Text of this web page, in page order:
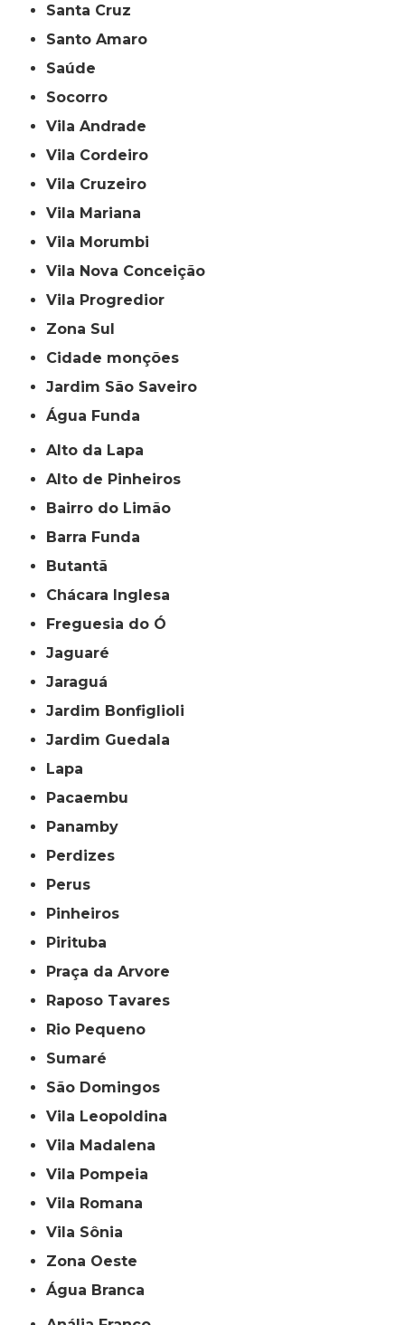
Santa Cruz
Santo Amaro
Saúde
Socorro
Vila Andrade
Vila Cordeiro
Vila Cruzeiro
Vila Mariana
Vila Morumbi
Vila Nova Conceição
Vila Progredior
Zona Sul
cidade monções
jardim São Saveiro
Água Funda
Alto da Lapa
Alto de Pinheiros
Bairro do Limão
Barra Funda
Butantã
Chácara Inglesa
Freguesia do Ó
Jaguaré
Jaraguá
Jardim Bonfiglioli
Jardim Guedala
Lapa
Pacaembu
Panamby
Perdizes
Perus
Pinheiros
Pirituba
Praça da Arvore
Raposo Tavares
Rio Pequeno
Sumaré
São Domingos
Vila Leopoldina
Vila Madalena
Vila Pompeia
Vila Romana
Vila Sônia
Zona Oeste
Água Branca